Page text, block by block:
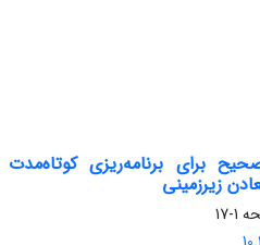
برای برنامه‌ریزی کوتاه‌مدت
زیرزمینی
1-17